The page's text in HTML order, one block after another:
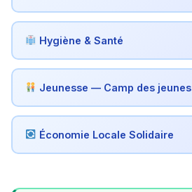
Hygiène & Santé
Jeunesse — Camp des jeunes
Économie Locale Solidaire